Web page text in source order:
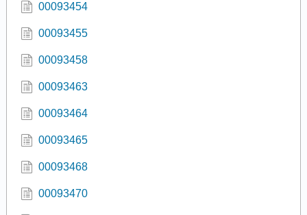
00093454
00093455
00093458
00093463
00093464
00093465
00093468
00093470